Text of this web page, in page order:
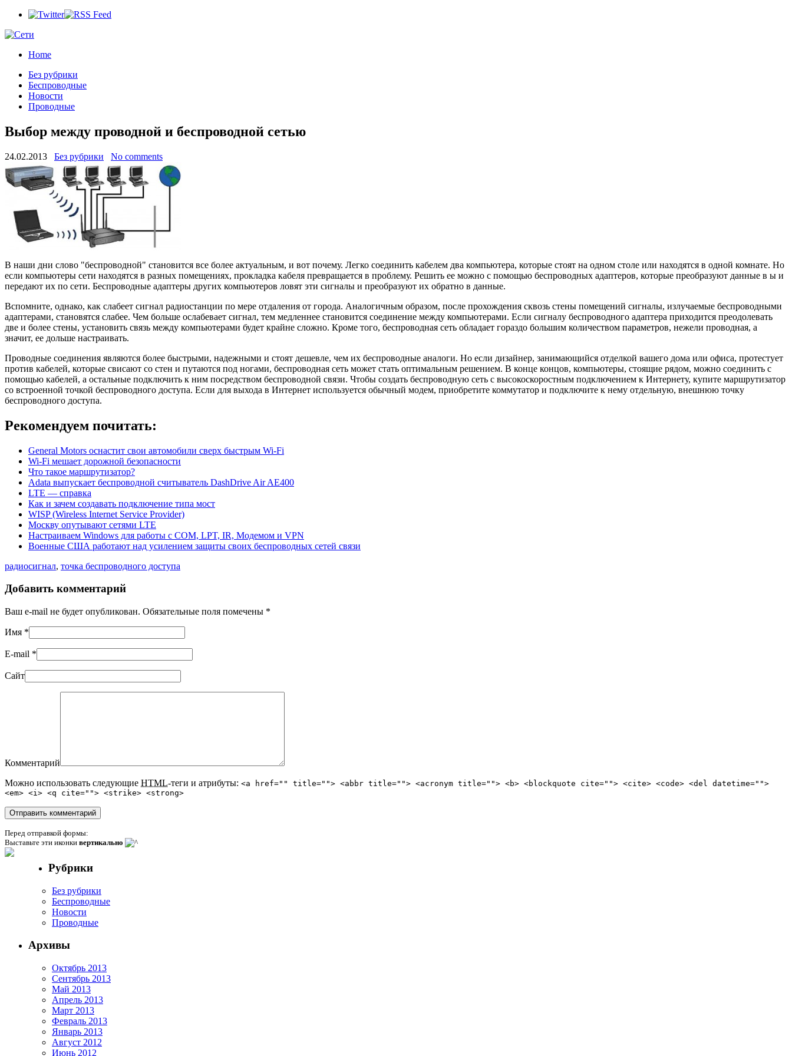
Home
Без рубрики
Беспроводные
Новости
Проводные
Выбор между проводной и беспроводной сетью
24.02.2013 Без рубрики No comments
В наши дни слово "беспроводной" становится все более актуальным, и вот почему. Легко соединить кабелем два компьютера, которые стоят на одном столе или находятся в одной комнате. Но
если компьютеры сети находятся в разных помещениях, прокладка кабеля превращается в проблему. Решить ее можно с помощью беспроводных адаптеров, которые преобразуют данные в ы и
передают их по сети. Беспроводные адаптеры других компьютеров ловят эти сигналы и преобразуют их обратно в данные.
Вспомните, однако, как слабеет сигнал радиостанции по мере отдаления от города. Аналогичным образом, после прохождения сквозь стены помещений сигналы, излучаемые беспроводными
адаптерами, становятся слабее. Чем больше ослабевает сигнал, тем медленнее становится соединение между компьютерами. Если сигналу беспроводного адаптера приходится преодолевать
две и более стены, установить связь между компьютерами будет крайне сложно. Кроме того, беспроводная сеть обладает гораздо большим количеством параметров, нежели проводная, а
значит, ее дольше настраивать.
Проводные соединения являются более быстрыми, надежными и стоят дешевле, чем их беспроводные аналоги. Но если дизайнер, занимающийся отделкой вашего дома или офиса, протестует
против кабелей, которые свисают со стен и путаются под ногами, беспроводная сеть может стать оптимальным решением. В конце концов, компьютеры, стоящие рядом, можно соединить с
помощью кабелей, а остальные подключить к ним посредством беспроводной связи. Чтобы создать беспроводную сеть с высокоскоростным подключением к Интернету, купите маршрутизатор
со встроенной точкой беспроводного доступа. Если для выхода в Интернет используется обычный модем, приобретите коммутатор и подключите к нему отдельную, внешнюю точку
беспроводного доступа.
Рекомендуем почитать:
General Motors оснастит свои автомобили сверх быстрым Wi-Fi
Wi-Fi мешает дорожной безопасности
Что такое маршрутизатор?
Adata выпускает беспроводной считыватель DashDrive Air AE400
LTE — справка
Как и зачем создавать подключение типа мост
WISP (Wireless Internet Service Provider)
Москву опутывают сетями LTE
Настраиваем Windows для работы с COM, LPT, IR, Модемом и VPN
Военные США работают над усилением защиты своих беспроводных сетей связи
радиосигнал, точка беспроводного доступа
Добавить комментарий
Ваш e-mail не будет опубликован. Обязательные поля помечены *
Имя *
E-mail *
Сайт
Комментарий
Можно использовать следующие HTML-теги и атрибуты: <a href="" title=""> <abbr title=""> <acronym title=""> <b> <blockquote cite=""> <cite> <code> <del datetime="">
<em> <i> <q cite=""> <strike> <strong>
Перед отправкой формы:
Выставьте эти иконки вертикально
Рубрики
Без рубрики
Беспроводные
Новости
Проводные
Архивы
Октябрь 2013
Сентябрь 2013
Май 2013
Апрель 2013
Март 2013
Февраль 2013
Январь 2013
Август 2012
Июнь 2012